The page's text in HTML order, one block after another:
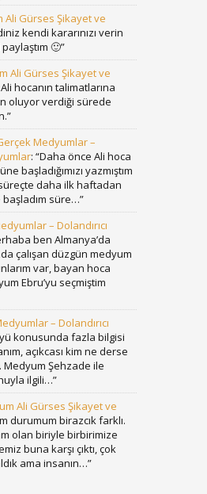
Ali Gürses Şikayet ve
kendi kararınızı verin
🙂”
Ali Gürses Şikayet ve
hocanın talimatlarına
oluyor verdiği sürede
”
Medyumlar –
: “Daha önce Ali hoca
başladığımızı yazmıştım
daha ilk haftadan
süre…”
– Dolandırıcı
ben Almanya’da
çalışan düzgün medyum
var, bayan hoca
Ebru’yu seçmiştim
– Dolandırıcı
konusunda fazla bilgisi
açıkcası kim ne derse
Medyum Şehzade ile
ilgili…”
Ali Gürses Şikayet ve
durumum birazcık farklı.
olan biriyle birbirimize
buna karşı çıktı, çok
ama insanın…”